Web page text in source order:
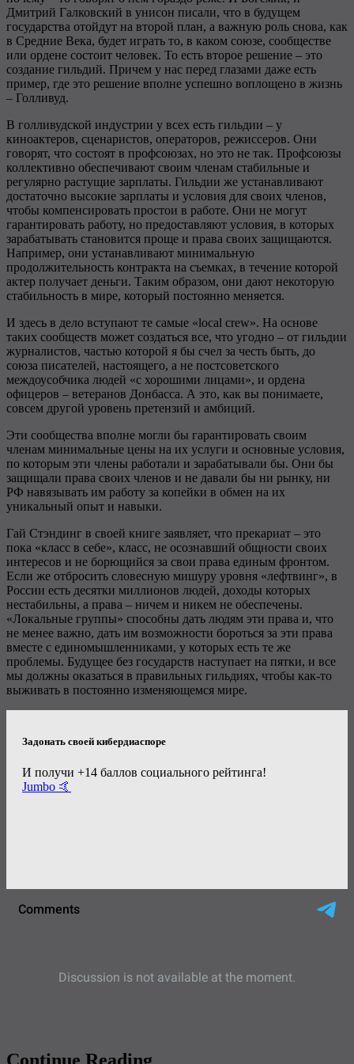
Дмитрий Галковский в унисон писали, что в будущем
государства отойдут на второй план, а важную роль снова, как
в Средние Века, будет играть то, в каком союзе, сообществе
или ордене состоит человек. То есть второе решение – это
создание гильдий. Причем у нас перед глазами даже есть
пример, где это решение вполне успешно воплощено в жизнь
– Голливуд.
В голливудской индустрии у всех есть гильдии – у
киноактеров, сценаристов, операторов, режиссеров. Они
говорят, что состоят в профсоюзах, но это не так. Профсоюзы
коллективно обеспечивают своим членам стабильные и
регулярно растущие зарплаты. Гильдии же устанавливают
достаточно высокие зарплаты и условия для своих членов,
чтобы компенсировать простои в работе. Они не могут
гарантировать работу, но предоставляют условия, в которых
зарабатывать становится проще и права своих защищаются.
Например, они устанавливают минимальную
продолжительность контракта на съемках, в течение которой
актер получает деньги. Таким образом, они дают некоторую
стабильность в мире, который постоянно меняется.
И здесь в дело вступают те самые «local crew». На основе
таких сообществ может создаться все, что угодно – от гильдии
журналистов, частью которой я бы счел за честь быть, до
союза писателей, настоящего, а не постсоветского
междоусобчика людей «с хорошими лицами», и ордена
офицеров – ветеранов Донбасса. А это, как вы понимаете,
совсем другой уровень претензий и амбиций.
Эти сообщества вполне могли бы гарантировать своим
членам минимальные цены на их услуги и основные условия,
по которым эти члены работали и зарабатывали бы. Они бы
защищали права своих членов и не давали бы ни рынку, ни
РФ навязывать им работу за копейки в обмен на их
уникальный опыт и навыки.
Гай Стэндинг в своей книге заявляет, что прекариат – это
пока «класс в себе», класс, не осознавший общности своих
интересов и не борющийся за свои права единым фронтом.
Если же отбросить словесную мишуру уровня «лефтвинг», в
России есть десятки миллионов людей, доходы которых
нестабильны, а права – ничем и никем не обеспечены.
«Локальные группы» способны дать людям эти права и, что
не менее важно, дать им возможности бороться за эти права
вместе с единомышленниками, у которых есть те же
проблемы. Будущее без государств наступает на пятки, и все
мы должны оказаться в правильных гильдиях, чтобы как-то
выживать в постоянно изменяющемся мире.
Задонать своей кибердиаспоре
И получи +14 баллов социального рейтинга!
Jumbo 🤙